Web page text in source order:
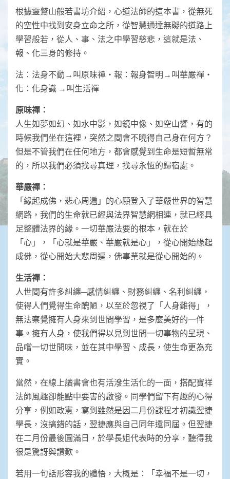
根據靈鷲山般若書坊介紹，心道法師的這本書，從無死
的空性中找到安身立命之所，從智慧通達無礙的道路上
學習般若，從人、事、法之中學習慈悲，這就是法、
報、化三身的修持。
法：法身不動→叫原味禪‧報：報身智明→叫華嚴禪‧
化：化身識 →叫生活禪
原味禪：
人生如夢如幻、如水中影，如鏡中像、如空山響，有的
時候我們坐在這裡，突然之間會不曉得自己身在何方？
但是不管我們在任何地方，都會感覺到生命是短暫無常
的，所以我們必須找尋真理，找尋永恆的歸宿處。
華嚴禪：
「緣起成佛，悲心周遍」的心願登入了華嚴世界的智慧
網路，我們的生命就已經與法界智慧網相連，就已經具
足整體法界的緣。一切華嚴法要的根本，就在於
「心」，「心就是華嚴、華嚴就是心」，從心開始緣起
成佛，從心開始大悲周遍，佛事業就是從心開始的。
生活禪：
人世間有許多糾纏─感情糾纏、財務糾纏、名利糾纏，
使得人們覺得生命醜陋，以至於忽視了「人身難得」，
無法察覺擁有人身來到世間學習，是多麼美好的一件
事。擁有人身，使我們得以見到世間一切事物的呈現、
品嚐一切世間味，並在其中學習、成長，使生命更為充
實。
當然，在線上讀書會也有活潑生活化的一面，搭配寶祥
法師風趣卻能點中要害的啟發。同學們留下有趣的心得
分享，例如政憲，寫到雖然是因二月份課程才初識翌捷
學長，沒搞錯的話，翌捷應與自己同年還同屆。但翌捷
在二月份最後圓滿日，於學長姐代表時的分享，聽得我
很是驚訝與讚歎。
若用一句話形容我的體悟，大概是：「幸福不是一切，